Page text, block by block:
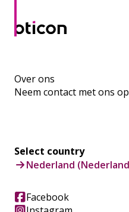
Over ons
Neem contact met ons op
Select country
Nederland
Facebook